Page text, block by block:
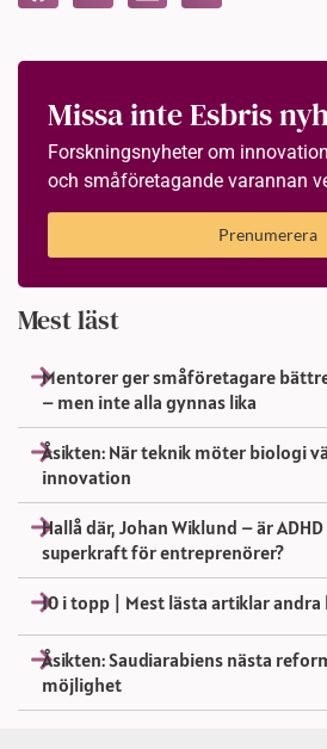
Missa inte Esbris
Forskningsnyheter om
och småföretagande varannan
Prenumerera
Mest läst
Mentorer ger småföretagare
– men inte alla gynnas lika
Åsikten: När teknik möter biologi
innovation
Hallå där, Johan Wiklund – är
superkraft för entreprenörer?
10 i topp | Mest lästa artiklar
Åsikten: Saudiarabiens nästa
möjlighet